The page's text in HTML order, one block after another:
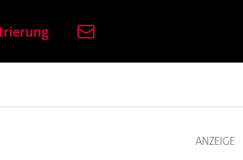
ANZEIGE